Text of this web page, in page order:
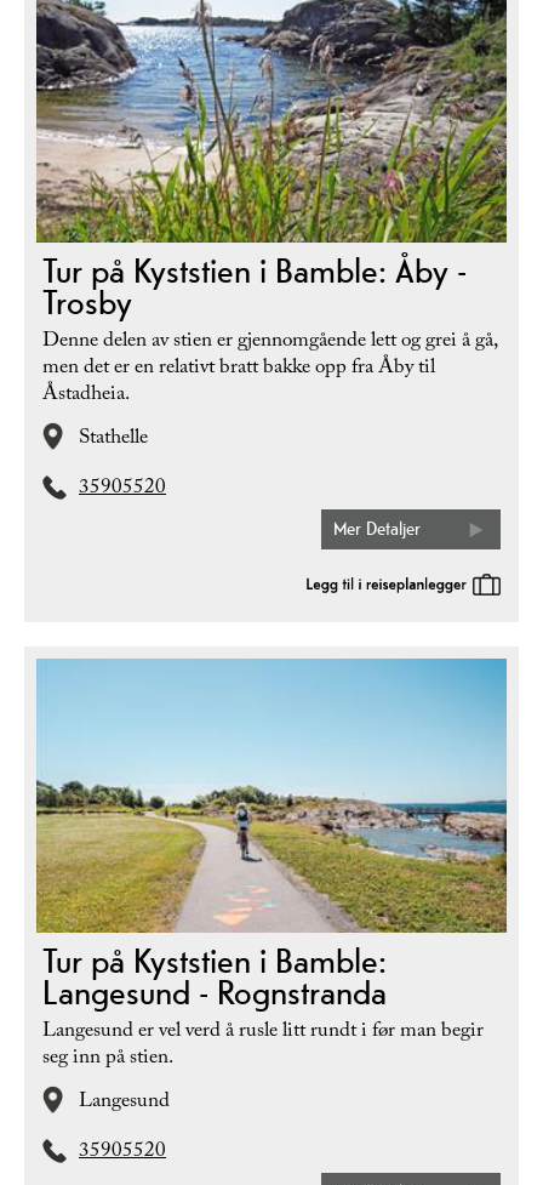
Tur på Kyststien i Bamble: Åby -
Trosby
Denne delen av stien er gjennomgående lett og grei å gå,
men det er en relativt bratt bakke opp fra Åby til
Åstadheia.
Stathelle
35905520
Mer Detaljer
Tur på Kyststien i Bamble:
Langesund - Rognstranda
Langesund er vel verd å rusle litt rundt i før man begir
seg inn på stien.
Langesund
35905520